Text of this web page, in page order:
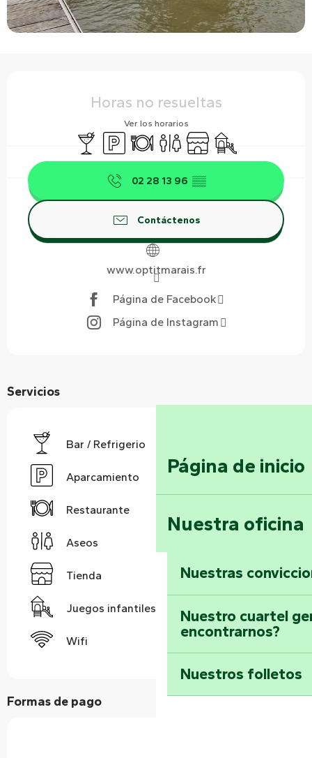
Página de inicio
Nuestra oficina
Nuestras
Nuestro cuartel
encontrarnos?
Nuestros folletos
Horas no resueltas
Ver los horarios
Bar / Refrigerio
Aparcamiento
Restaurante
AseosTiendaJuegos infantiles /
02 28 13 96 ▒▒
Contáctenos
www.optitmarais.fr
Página de Facebook
Página de Instagram
Servicios
Bar / Refrigerio
Aparcamiento
Restaurante
Aseos
Tienda
Juegos infantiles / Zona de juegos
Wifi
Formas de pago